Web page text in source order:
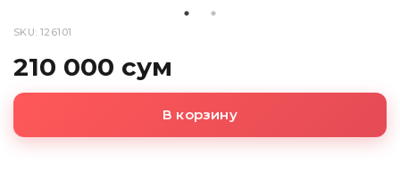
SKU: 126101
210 000 сум
В корзину